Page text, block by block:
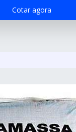
Cotar agora